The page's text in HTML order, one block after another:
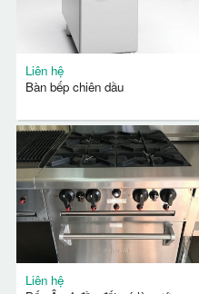
Liên hệ
Bàn bếp chiên dầu
Liên hệ